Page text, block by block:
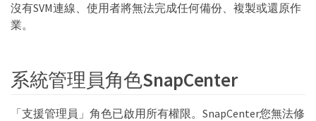
沒有SVM連線、使用者將無法完成任何備份、複製或還原作
業。
系統管理員角色SnapCenter
「支援管理員」角色已啟用所有權限。SnapCenter您無法修